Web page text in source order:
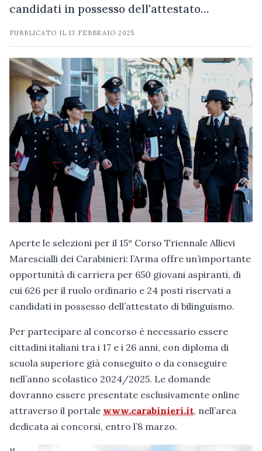
candidati in possesso dell'attestato…
PUBBLICATO IL13 FEBBRAIO 2025
Aperte le selezioni per il 15° Corso Triennale Allievi
Marescialli dei Carabinieri: l’Arma offre un’importante
opportunità di carriera per 650 giovani aspiranti, di
cui 626 per il ruolo ordinario e 24 posti riservati a
candidati in possesso dell’attestato di bilinguismo.
Per partecipare al concorso è necessario essere
cittadini italiani tra i 17 e i 26 anni, con diploma di
scuola superiore già conseguito o da conseguire
nell’anno scolastico 2024/2025. Le domande
dovranno essere presentate esclusivamente online
attraverso il portale www.carabinieri.it, nell’area
dedicata ai concorsi, entro l’8 marzo.